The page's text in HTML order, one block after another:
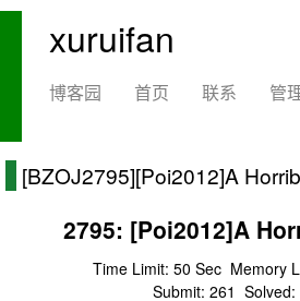
xuruifan
博客园 首页 联系 管
[BZOJ2795][Poi2012]A
2795: [Poi2012]A
Time Limit: 50 Sec Memory
Submit: 261 Solved: